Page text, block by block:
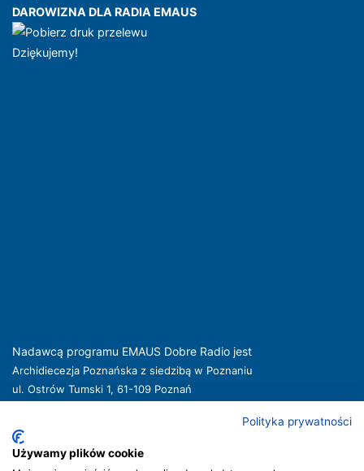
DAROWIZNA DLA RADIA EMAUS
Dziękujemy!
Nadawcą programu EMAUS Dobre Radio jest
Archidiecezja Poznańska z siedzibą w Poznaniu
ul. Ostrów Tumski 1, 61-109 Poznań
Nadawca oferuje usługi medialne obejmujące rozpowszechnianie programu
radiowego pod nazwą EMAUS Dobre Radio oraz prowadzenie portalu
Polityka prywatności
Używamy plików cookie